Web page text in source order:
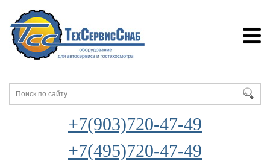
+7(903)720-47-49
+7(495)720-47-49